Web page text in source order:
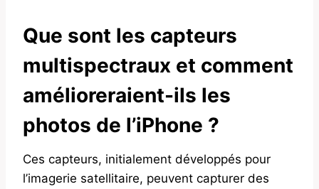
Que sont les capteurs
multispectraux et comment
amélioreraient-ils les
photos de l’iPhone ?
Ces capteurs, initialement développés pour
l’imagerie satellitaire, peuvent capturer des